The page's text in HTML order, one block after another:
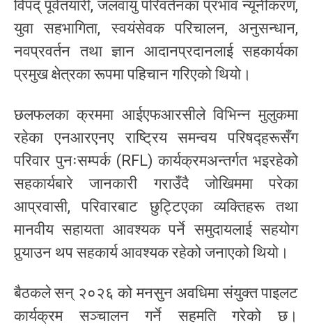
विपद् पूर्वतयारी, जलवायु परिवर्तनका प्रभाव न्यूनीकरण,
युवा सहभागिता, स्वयंसेवक परिचालन, अनुसन्धान,
नवप्रवर्तन तथा ज्ञान आदानप्रदानलाई सहकार्यका
प्रमुख क्षेत्रका रूपमा पहिचान गरिएको थियो।
छलफलका क्रममा आईएफआरसीले विभिन्न मुलुकमा
रहेका एनआरएनए राष्ट्रिय समन्वय परिषद्हरूसँग
परिवार पुनःसम्पर्क (RFL) कार्यक्रमअन्तर्गत भइरहेको
सहकार्यबारे जानकारी गराउँदै जोखिममा परेका
आप्रवासी, परिवारबाट छुट्टिएका व्यक्तिहरू तथा
मानवीय सहायता आवश्यक पर्ने समुदायलाई सहयोग
पुर्‍याउन थप सहकार्य आवश्यक रहेको जनाएको थियो।
बैठकले सन् २०२६ को मनसुन अवधिमा संयुक्त पाइलट
कार्यक्रम सञ्चालन गर्ने सहमति गरेको छ।